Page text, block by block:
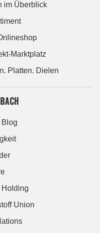
im Überblick
Marktplatz
Platten. Dielen
Blog
Union